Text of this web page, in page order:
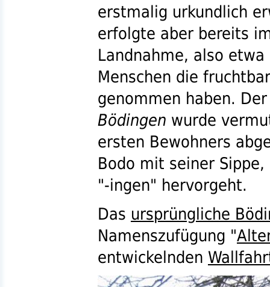
erstmalig urkundlich
erfolgte aber bereits
Landnahme, also
Menschen die
genommen haben.
Bödingen wurde
ersten Bewohners
Bodo mit seiner
"-ingen" hervorgeht.
Das ursprüngliche
Namenszufügung "
entwickelnden